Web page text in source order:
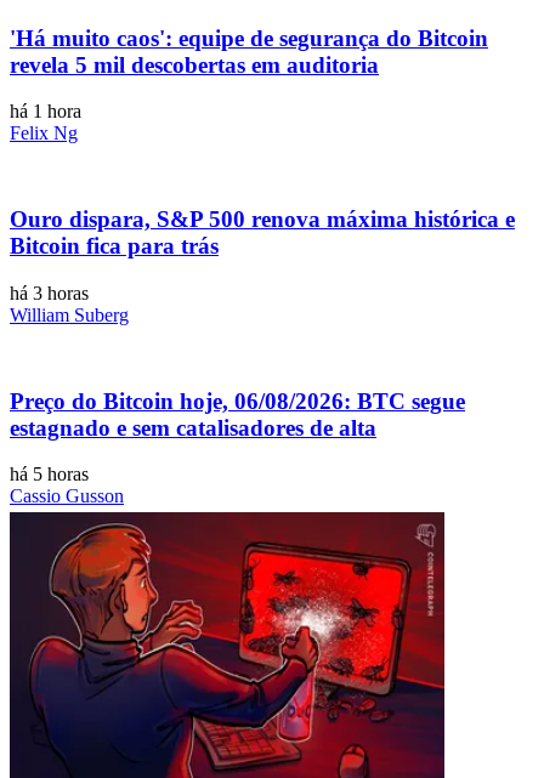
'Há muito caos': equipe de segurança do Bitcoin
revela 5 mil descobertas em auditoria
há 1 hora
Felix Ng
Ouro dispara, S&P 500 renova máxima histórica e
Bitcoin fica para trás
há 3 horas
William Suberg
Preço do Bitcoin hoje, 06/08/2026: BTC segue
estagnado e sem catalisadores de alta
há 5 horas
Cassio Gusson